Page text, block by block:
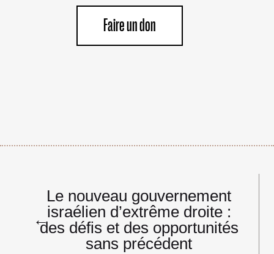
Faire un don
Navigation
l’article
←
Le nouveau gouvernement
israélien d’extrême droite :
des défis et des opportunités
sans précédent